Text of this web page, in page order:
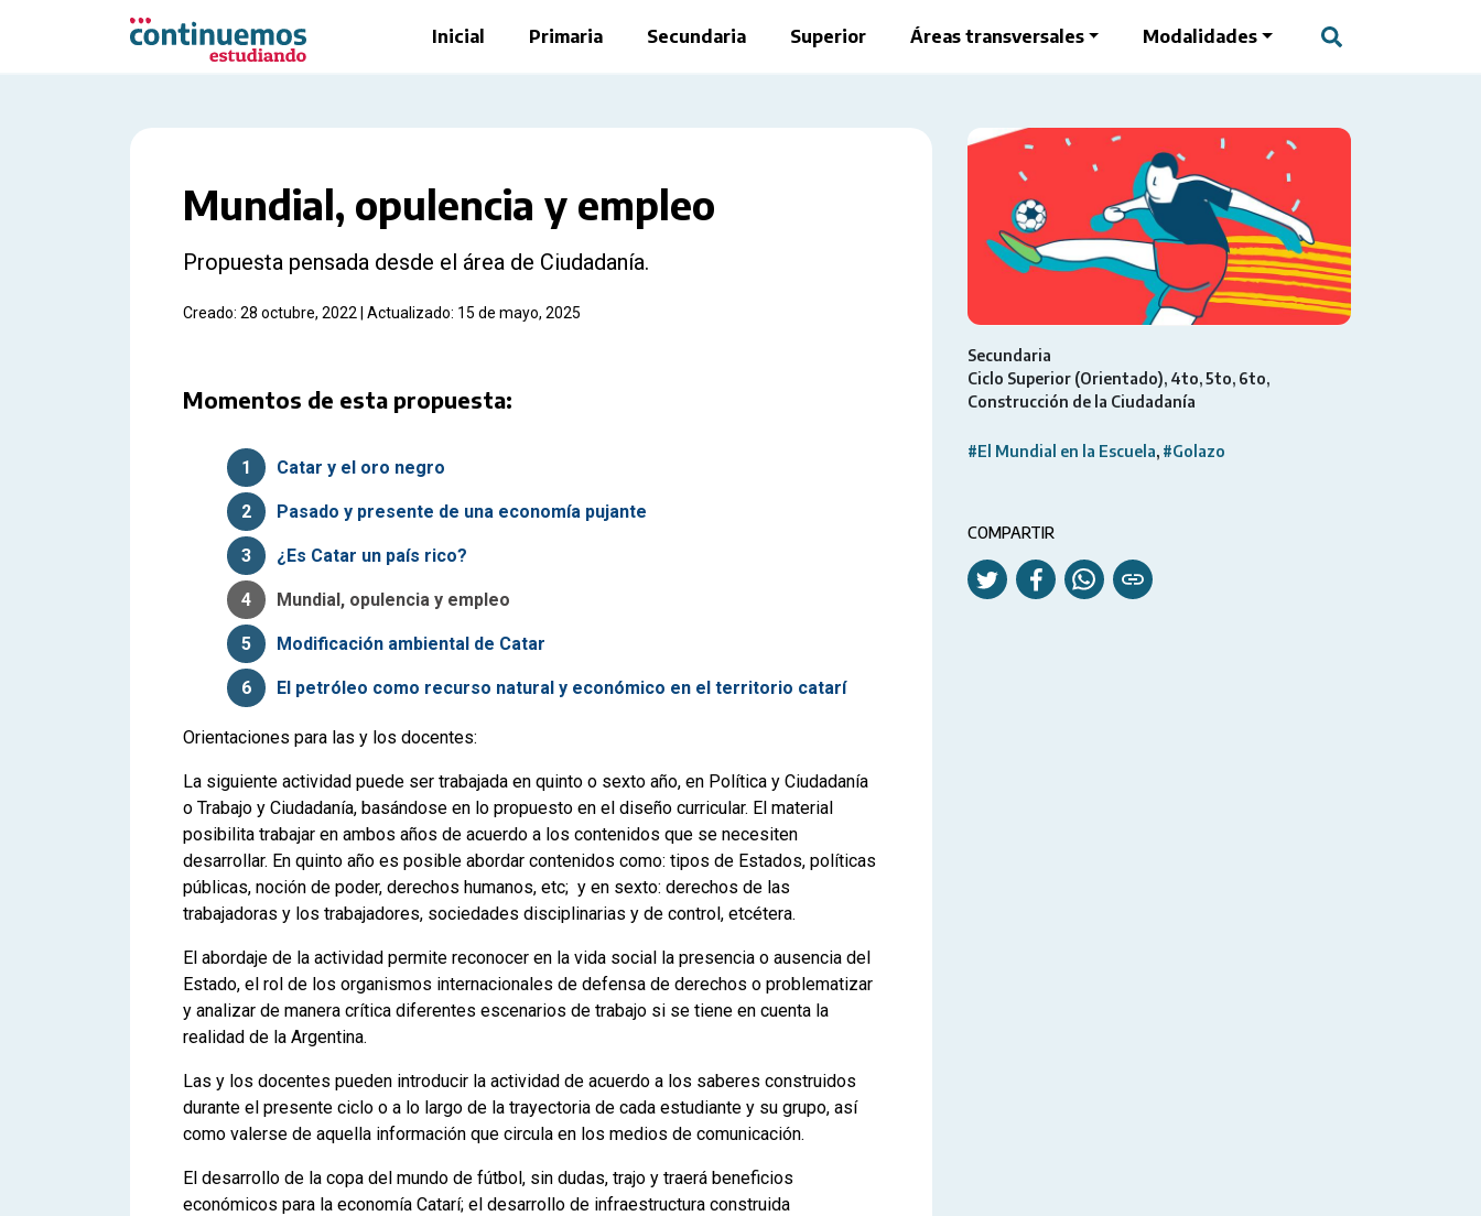
Saltar al contenido principal
Inicial Primaria Secundaria Superior Áreas transversales Modalidades
Mundial, opulencia y empleo
Propuesta pensada desde el área de Ciudadanía.
Creado: 28 octubre, 2022 | Actualizado: 15 de mayo, 2025
Momentos de esta propuesta:
1 Catar y el oro negro
2 Pasado y presente de una economía pujante
3 ¿Es Catar un país rico?
4 Mundial, opulencia y empleo
5 Modificación ambiental de Catar
6 El petróleo como recurso natural y económico en el territorio catarí
Orientaciones para las y los docentes:
La siguiente actividad puede ser trabajada en quinto o sexto año, en Política y Ciudadanía
o Trabajo y Ciudadanía, basándose en lo propuesto en el diseño curricular. El material
posibilita trabajar en ambos años de acuerdo a los contenidos que se necesiten
desarrollar. En quinto año es posible abordar contenidos como: tipos de Estados, políticas
públicas, noción de poder, derechos humanos, etc; y en sexto: derechos de las
trabajadoras y los trabajadores, sociedades disciplinarias y de control, etcétera.
El abordaje de la actividad permite reconocer en la vida social la presencia o ausencia del
Estado, el rol de los organismos internacionales de defensa de derechos o problematizar
y analizar de manera crítica diferentes escenarios de trabajo si se tiene en cuenta la
realidad de la Argentina.
Las y los docentes pueden introducir la actividad de acuerdo a los saberes construidos
durante el presente ciclo o a lo largo de la trayectoria de cada estudiante y su grupo, así
como valerse de aquella información que circula en los medios de comunicación.
El desarrollo de la copa del mundo de fútbol, sin dudas, trajo y traerá beneficios
económicos para la economía Catarí; el desarrollo de infraestructura construida
Secundaria
Ciclo Superior (Orientado) 4to 5to 6to
Construcción de la Ciudadanía
#El Mundial en la Escuela #Golazo
COMPARTIR